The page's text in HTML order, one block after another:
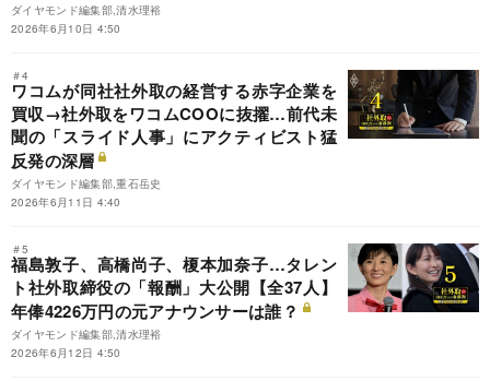
ダイヤモンド編集部,清水理裕
2026年6月10日 4:50
＃4
ワコムが同社社外取の経営する赤字企業を
買収→社外取をワコムCOOに抜擢…前代未
聞の「スライド人事」にアクティビスト猛
反発の深層
ダイヤモンド編集部,重石岳史
2026年6月11日 4:40
＃5
福島敦子、高橋尚子、榎本加奈子…タレン
ト社外取締役の「報酬」大公開【全37人】
年俸4226万円の元アナウンサーは誰？
ダイヤモンド編集部,清水理裕
2026年6月12日 4:50